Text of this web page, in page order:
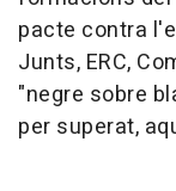
pacte contra
Junts, ERC,
"negre sobre
per superat,